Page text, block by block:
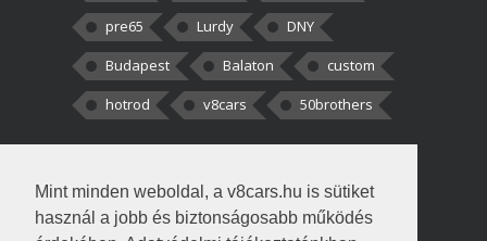
Mint minden weboldal, a v8cars.hu is sütiket
használ a jobb és biztonságosabb működés
pre65
Lurdy
DNY
Budapest
Balaton
custom
hotrod
v8cars 50brothers
kortisz:Elszúrtam! Én csak két
darabbaal számoltam. Nem tudtam, hogy fél autót,